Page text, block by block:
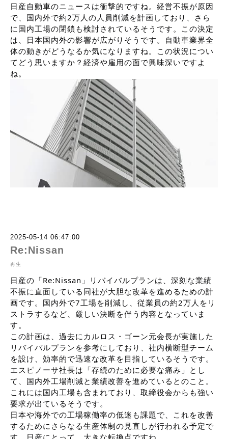
日産自動車のニュースは衝撃的ですね。経営不振が原因
で、国内外で約2万人の人員削減を計画しており、さら
に国内工場の閉鎖も検討されているそうです。この決定
は、日本国内外の影響が広がりそうです。自動車業界全
体の動きがどうなるか気になりますね。この状況につい
てどう思いますか？経済や雇用の面で興味深いですよ
ね。
2025-05-14 06:47:00
Re:Nissan
再生
日産の「Re:Nissan」リバイバルプランは、深刻な業績
不振に直面している同社が大胆な改革を進めるための計
画です。国内外で7工場を削減し、従業員の約2万人をリ
ストラするなど、厳しい決断を伴う内容となっていま
す。
この計画は、過去にカルロス・ゴーン元会長が実施した
リバイバルプランを参考にしており、社内横断型チーム
を設け、効率的で迅速な改革を目指しているそうです。
エスピノーサ社長は「存続のために必要な痛み」とし
て、国内外工場削減と業績改善を進めているとのこと。
これには国内工場も含まれており、取締役会からも強い
要求が出ているそうです。
日本や海外での工場稼働率の低迷も課題で、これを改善
するためにさらなる生産体制の見直しが行われる予定で
す。日産にとって、大きな転換点ですね。